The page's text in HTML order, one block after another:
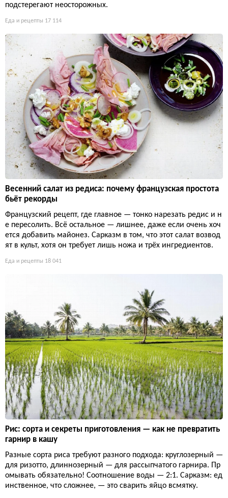
подстерегают неосторожных.
Еда и рецепты 17 114
Весенний салат из редиса: почему французская простота
бьёт рекорды
Французский рецепт, где главное — тонко нарезать редис и н
е пересолить. Всё остальное — лишнее, даже если очень хоч
ется добавить майонез. Сарказм в том, что этот салат возвод
ят в культ, хотя он требует лишь ножа и трёх ингредиентов.
Еда и рецепты 18 041
Рис: сорта и секреты приготовления — как не превратить
гарнир в кашу
Разные сорта риса требуют разного подхода: круглозерный —
для ризотто, длиннозерный — для рассыпчатого гарнира. Пр
омывать обязательно! Соотношение воды — 2:1. Сарказм: ед
инственное, что сложнее, — это сварить яйцо всмятку.